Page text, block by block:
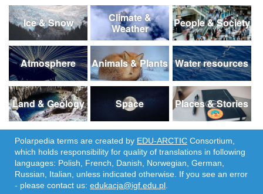
Ice & Snow
Climate &
Weather
People & Society
Atmosphere Animals & Plants Water resources
Land & Geology Space Places & Stories
Polarpedia terms are created by EDU-ARCTIC Consortium,
which holds responsibility for quality of translations in following
languages: Polish, French, Danish, Norwegian, German,
Russian, Italian, unless indicated otherwise. If you see an error
- please contact us: edukacja@igf.edu.pl